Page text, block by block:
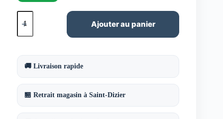
quantité
de
passages
chêne
moyen
satiné
ml
V33
Ajouter au panier
🚚 Livraison rapide
🏪 Retrait magasin à Saint-Dizier